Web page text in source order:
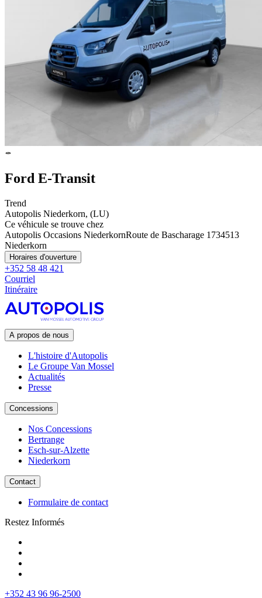
Ford E-Transit
Trend
Autopolis Niederkorn, (LU)
Ce véhicule se trouve chez
Autopolis Occasions NiederkornRoute de Bascharage 1734513
Niederkorn
Horaires d'ouverture
+352 58 48 421
Courriel
Itinéraire
A propos de nous
L'histoire d'Autopolis
Le Groupe Van Mossel
Actualités
Presse
Concessions
Nos Concessions
Bertrange
Esch-sur-Alzette
Niederkorn
Contact
Formulaire de contact
Restez Informés
+352 43 96 96-2500